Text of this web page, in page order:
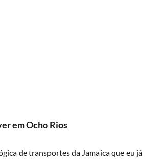
em Ocho Rios
de transportes da Jamaica que eu já